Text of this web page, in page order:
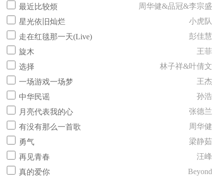
最近比较烦
周华健&品冠&李宗盛
星光依旧灿烂
小虎队
走在红毯那一天(Live)
彭佳慧
旋木
王菲
选择
林子祥&叶倩文
一场游戏一场梦
王杰
中华民谣
孙浩
月亮代表我的心
张德兰
有没有那么一首歌
周华健
勇气
梁静茹
再见青春
汪峰
真的爱你
Beyond